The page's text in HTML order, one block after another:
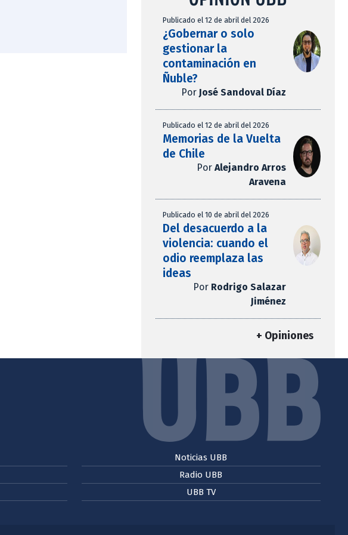
Publicado el 12 de abril del 2026
¿Gobernar o solo
gestionar la
contaminación en
Ñuble?
Por José Sandoval Díaz
Publicado el 12 de abril del 2026
Memorias de la Vuelta
de Chile
Por Alejandro Arros
Aravena
Publicado el 10 de abril del 2026
Del desacuerdo a la
violencia: cuando el
odio reemplaza las
ideas
Por Rodrigo Salazar
Jiménez
+ Opiniones
Noticias UBB
Radio UBB
UBB TV